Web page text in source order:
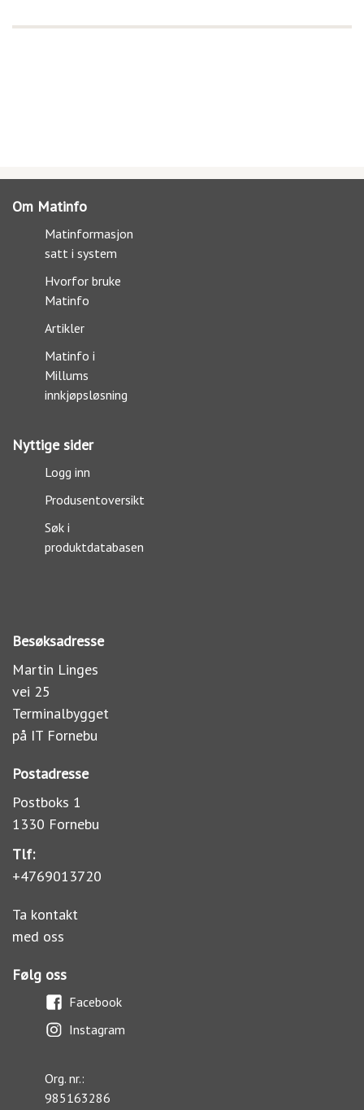
Om Matinfo
Matinformasjon
satt i system
Hvorfor bruke
Matinfo
Artikler
Matinfo i
Millums
innkjøpsløsning
Nyttige sider
Logg inn
Produsentoversikt
Søk i
produktdatabasen
Besøksadresse
Martin Linges
vei 25
Terminalbygget
på IT Fornebu
Postadresse
Postboks 1
1330 Fornebu
Tlf:
+4769013720
Ta kontakt
med oss
Følg oss
Facebook
Instagram
Org. nr.:
985163286